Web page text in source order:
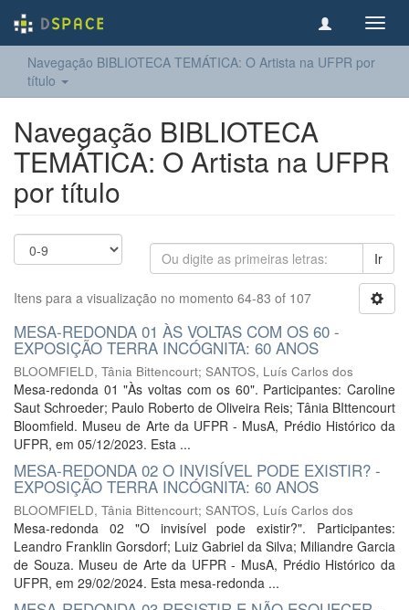
Navegação BIBLIOTECA TEMÁTICA: O Artista na UFPR por
título
Navegação BIBLIOTECA
TEMÁTICA: O Artista na UFPR
por título
Ir
Itens para a visualização no momento 64-83 of 107
MESA-REDONDA 01 ÀS VOLTAS COM OS 60 -
EXPOSIÇÃO TERRA INCÓGNITA: 60 ANOS
BLOOMFIELD, Tânia Bittencourt; SANTOS, Luís Carlos dos
Mesa-redonda 01 "Às voltas com os 60". Participantes: Caroline
Saut Schroeder; Paulo Roberto de Oliveira Reis; Tânia BIttencourt
Bloomfield. Museu de Arte da UFPR - MusA, Prédio Histórico da
UFPR, em 05/12/2023. Esta ...
MESA-REDONDA 02 O INVISÍVEL PODE EXISTIR? -
EXPOSIÇÃO TERRA INCÓGNITA: 60 ANOS
BLOOMFIELD, Tânia Bittencourt; SANTOS, Luís Carlos dos
Mesa-redonda 02 "O invisível pode existir?". Participantes:
Leandro Franklin Gorsdorf; Luiz Gabriel da Silva; Miliandre Garcia
de Souza. Museu de Arte da UFPR - MusA, Prédio Histórico da
UFPR, em 29/02/2024. Esta mesa-redonda ...